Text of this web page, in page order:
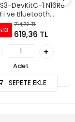
DevKitC-1 N16R8
ve Bluetooth
Kartı
714,72 TL
619,36 TL
Adet
SEPETE EKLE